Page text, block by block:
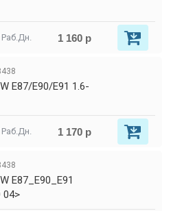
Раб.Дн. 1 160 р
E87/E90/E91 1.6-
Раб.Дн. 1 170 р
E87_E90_E91
04>